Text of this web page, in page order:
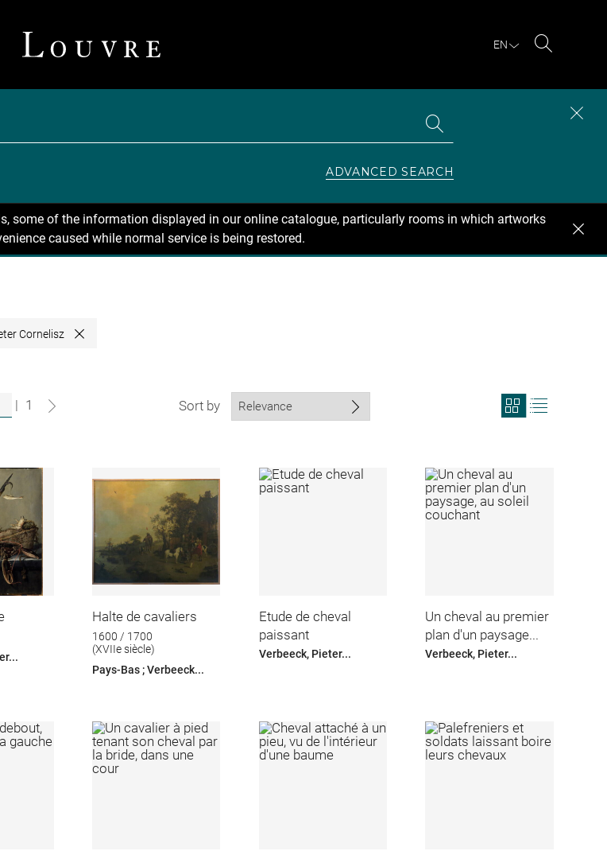
EN
ADVANCED SEARCH
some of the information displayed in our online catalogue, particularly rooms in which artworks
caused while normal service is being restored.
Cornelisz Close
| 1 Sort by
View
search
Halte de cavaliers
1600 / 1700
(XVIIe siècle)
Pays-Bas ; Verbeeck...
Etude de cheval
paissant
Verbeeck, Pieter...
Un cheval au premier
plan d'un paysage...
Verbeeck, Pieter...